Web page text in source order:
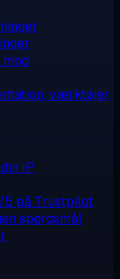
værktøjer,
IP
5 på Trustpilot
spørgsmål